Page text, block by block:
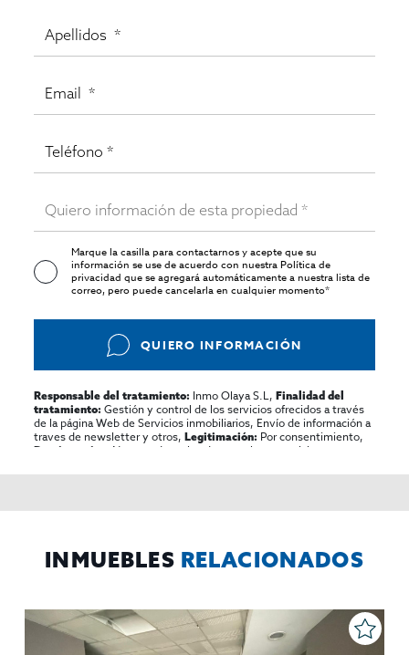
Marque la casilla para contactarnos y acepte que su
información se use de acuerdo con nuestraPolítica de
privacidadque se agregará automáticamente a nuestra lista de
correo, pero puede cancelarla en cualquier momento*
QUIERO INFORMACIÓN
Responsable del tratamiento: Inmo Olaya S.L,Finalidad del
tratamiento: Gestión y control de los servicios ofrecidos a través
de la página Web de Servicios inmobiliarios, Envío de información a
traves de newsletter y otros,Legitimación: Por consentimiento,
Destinatarios:
No se cederan los datos, salvo para elaborar
rectificar y suprimir los datos, solicitar la portabilidad de los
INMUEBLES RELACIONADOS